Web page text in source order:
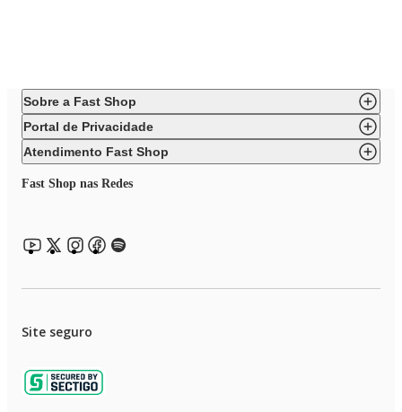
Sobre a Fast Shop
Portal de Privacidade
Atendimento Fast Shop
Fast Shop nas Redes
Site seguro